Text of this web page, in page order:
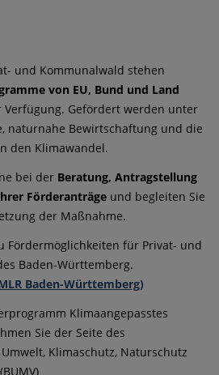
und Kommunalwald stehen
von EU, Bund und Land
Verfügung. Gefördert werden unter
naturnahe Bewirtschaftung und die
den Klimawandel.
bei der Beratung, Antragstellung
Förderanträge und begleiten Sie
der Maßnahme.
Fördermöglichkeiten für Privat- und
Baden-Württemberg.
Baden-Württemberg)
Klimaangepasstes
Sie der Seite des
Klimaschutz, Naturschutz